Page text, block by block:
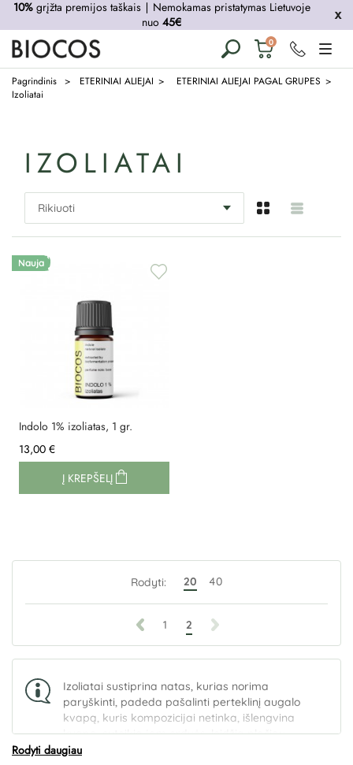
10%grįžta premijos taškais ∣ Nemokamas pristatymas Lietuvoje
nuo45€
0 Krepšelis
tuščias
Pagrindinis ETERINIAI ALIEJAI
ETERINIAI ALIEJAI PAGAL GRUPES
Izoliatai
IZOLIATAI
Nauja
Indolo 1% izoliatas, 1 gr.
13,00 €
Į KREPŠELĮ
1 2
Rodyti: 20 40
Izoliatai sustiprina natas, kurias norima
paryškinti, padeda pašalinti perteklinį augalo
kvapą, kuris kompozicijai netinka, išlengvina
kvapą, suteikia jam erdvės, leidžia plačiau
skleistis. Be to, izoliatų kvapas beveik nekinta,
Rodyti daugiau